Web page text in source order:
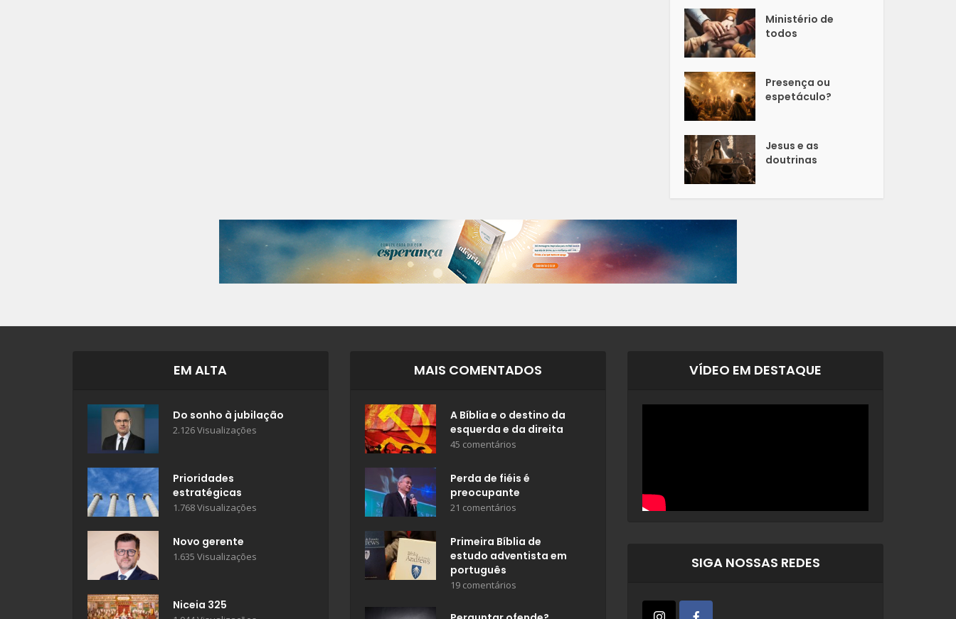
Ministério de
todos
Presença ou
espetáculo?
Jesus e as
doutrinas
EM ALTA
Do sonho à jubilação
2.126 Visualizações
Prioridades
estratégicas
1.768 Visualizações
Novo gerente
1.635 Visualizações
Niceia 325
MAIS COMENTADOS
A Bíblia e o destino da
esquerda e da direita
45 comentários
Perda de fiéis é
preocupante
21 comentários
Primeira Bíblia de
estudo adventista em
português
19 comentários
VÍDEO EM DESTAQUE
SIGA NOSSAS REDES